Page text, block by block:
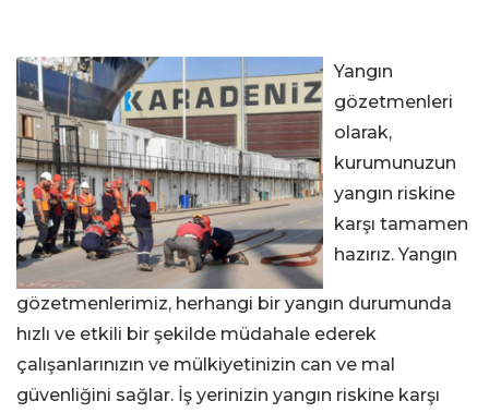
Yangın
gözetmenleri
olarak,
kurumunuzun
yangın riskine
karşı tamamen
hazırız. Yangın
gözetmenlerimiz, herhangi bir yangın durumunda
hızlı ve etkili bir şekilde müdahale ederek
çalışanlarınızın ve mülkiyetinizin can ve mal
güvenliğini sağlar. İş yerinizin yangın riskine karşı